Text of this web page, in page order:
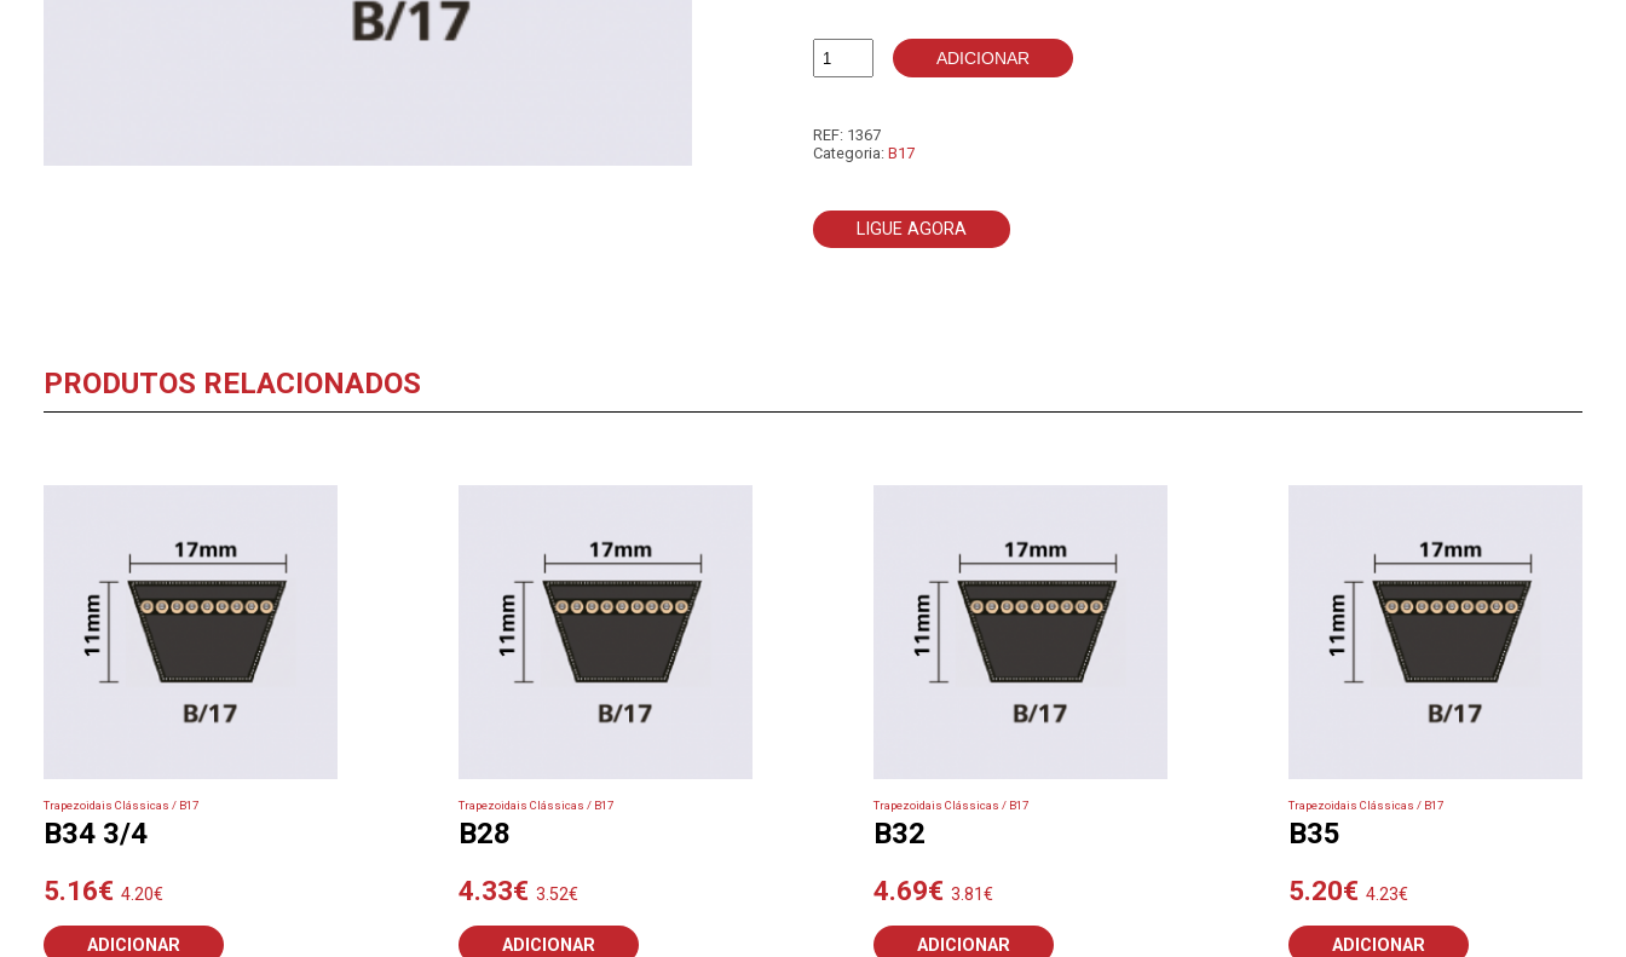
Quantidade
ADICIONAR
REF: 1367
Categoria: B17
LIGUE AGORA
PRODUTOS RELACIONADOS
Trapezoidais Clássicas / B17
B34 3/4
5.16€ 4.20€
ADICIONAR
Trapezoidais Clássicas / B17
B28
4.33€ 3.52€
ADICIONAR
Trapezoidais Clássicas / B17
B32
4.69€ 3.81€
ADICIONAR
Trapezoidais Clássicas / B17
B35
5.20€ 4.23€
ADICIONAR